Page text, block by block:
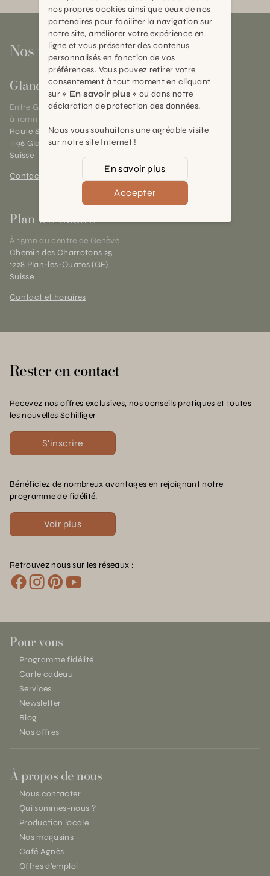
Nos magasins
Gland
Entre Genève et Lausanne,
à 10mn de Nyon
Route Suisse 40
1196 Gland (VD)
Suisse
Contact et horaires
Plan-les-Ouates
À 15mn du centre de Genève
Chemin des Charrotons 25
1228 Plan-les-Ouates (GE)
Suisse
Contact et horaires
Rester en contact
Recevez nos offres exclusives, nos conseils pratiques et toutes
les nouvelles Schilliger
S'inscrire
Bénéficiez de nombreux avantages en rejoignant notre
programme de fidélité.
Voir plus
Retrouvez nous sur les réseaux :
Pour vous
Programme fidélité
Carte cadeau
Services
Newsletter
Blog
Nos offres
À propos de nous
Nous contacter
Qui sommes-nous ?
Production locale
Nos magasins
Café Agnès
Offres d'emploi
nos propres cookies ainsi que ceux de nos
partenaires pour faciliter la navigation sur
notre site, améliorer votre expérience en
ligne et vous présenter des contenus
personnalisés en fonction de vos
préférences. Vous pouvez retirer votre
consentement à tout moment en cliquant
sur « En savoir plus » ou dans notre
déclaration de protection des données.
Nous vous souhaitons une agréable visite
sur notre site Internet !
En savoir plus
Accepter